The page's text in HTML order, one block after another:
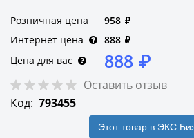
Розничная цена 958 ₽
Интернет цена
888 ₽
Цена для вас
888 ₽
Оставить отзыв
Код: 793455
Этот товар в